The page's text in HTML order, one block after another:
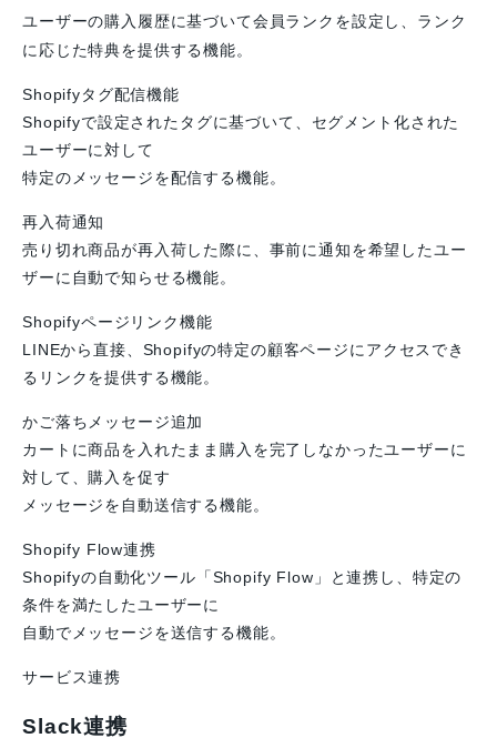
ユーザーの購入履歴に基づいて会員ランクを設定し、ランク
に応じた特典を提供する機能。
Shopifyタグ配信機能
Shopifyで設定されたタグに基づいて、セグメント化された
ユーザーに対して
特定のメッセージを配信する機能。
再入荷通知
売り切れ商品が再入荷した際に、事前に通知を希望したユー
ザーに自動で知らせる機能。
Shopifyページリンク機能
LINEから直接、Shopifyの特定の顧客ページにアクセスでき
るリンクを提供する機能。
かご落ちメッセージ追加
カートに商品を入れたまま購入を完了しなかったユーザーに
対して、購入を促す
メッセージを自動送信する機能。
Shopify Flow連携
Shopifyの自動化ツール「Shopify Flow」と連携し、特定の
条件を満たしたユーザーに
自動でメッセージを送信する機能。
サービス連携
Slack連携